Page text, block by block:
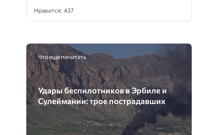
Нравится: 437
Что еще почитать
Удары беспилотников в Эрбиле и
Сулеймании: трое пострадавших